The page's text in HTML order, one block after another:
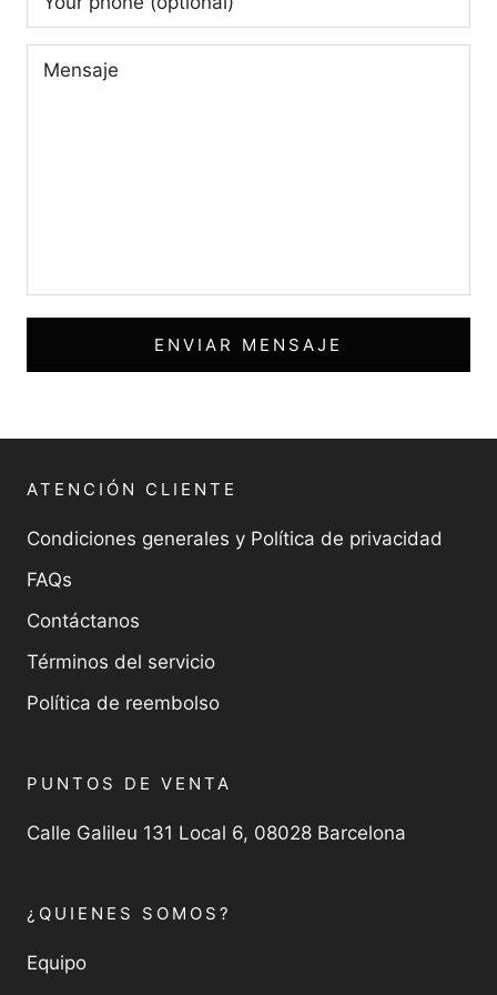
ENVIAR MENSAJE
ATENCIÓN CLIENTE
Condiciones generales y Política de privacidad
FAQs
Contáctanos
Términos del servicio
Política de reembolso
PUNTOS DE VENTA
Calle Galileu 131 Local 6, 08028 Barcelona
¿QUIENES SOMOS?
Equipo